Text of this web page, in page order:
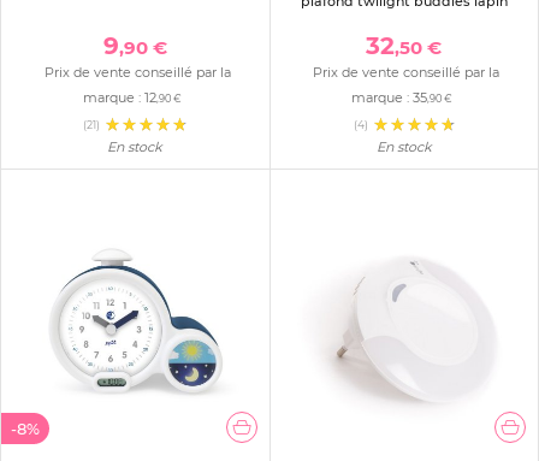
9,90 €
Prix de vente conseillé par la
marque :12,90 €
(21)
En stock
32,50 €
Prix de vente conseillé par la
marque : 35,90 €
(4)
En stock
-8%